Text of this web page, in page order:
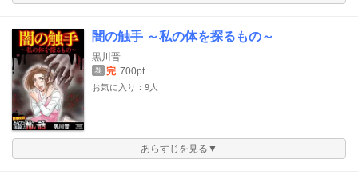
闇の触手 ～私の体を探るもの～
黒川晋
巻 完 700pt
お気に入り：9人
あらすじを見る▼